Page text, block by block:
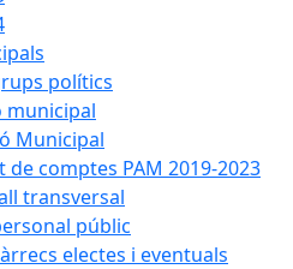
polítics
municipal
Municipal
de comptes PAM 2019-2023
transversal
públic
electes i eventuals